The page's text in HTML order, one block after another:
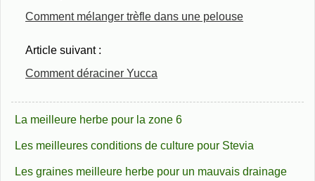
Comment mélanger trèfle dans une pelouse
Article suivant :
Comment déraciner Yucca
La meilleure herbe pour la zone 6
Les meilleures conditions de culture pour Stevia
Les graines meilleure herbe pour un mauvais drainage